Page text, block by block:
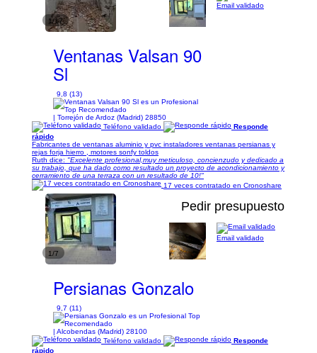
1/17
Ventanas Valsan 90
Sl
9,8 (13)
| Torrejón de Ardoz (Madrid) 28850
Email validado
Teléfono validado
Responde
rápido
Fabricantes de ventanas aluminio y pvc instaladores ventanas persianas y
rejas forja hierro , motores sonfy toldos
Ruth dice: "Excelente profesional,muy meticuloso, concienzudo y dedicado a
su trabajo, que ha dado como resultado un proyecto de acondicionamiento y
cerramiento de una terraza con un resultado de 10!"
17 veces contratado en Cronoshare
1/7
Pedir presupuesto
Persianas Gonzalo
9,7 (11)
| Alcobendas (Madrid) 28100
Email validado
Teléfono validado
Responde
rápido